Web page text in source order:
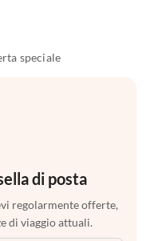
speciale
di posta
regolarmente offerte,
di viaggio attuali.